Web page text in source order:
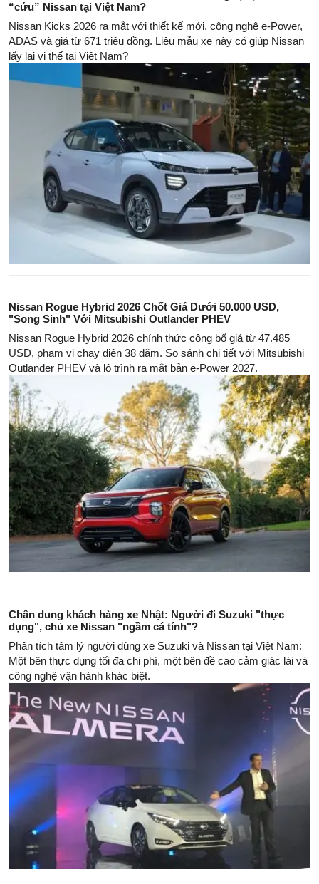
“cứu” Nissan tại Việt Nam?
Nissan Kicks 2026 ra mắt với thiết kế mới, công nghệ e-Power,
ADAS và giá từ 671 triệu đồng. Liệu mẫu xe này có giúp Nissan
lấy lại vị thế tại Việt Nam?
Nissan Rogue Hybrid 2026 Chốt Giá Dưới 50.000 USD,
"Song Sinh" Với Mitsubishi Outlander PHEV
Nissan Rogue Hybrid 2026 chính thức công bố giá từ 47.485
USD, phạm vi chạy điện 38 dặm. So sánh chi tiết với Mitsubishi
Outlander PHEV và lộ trình ra mắt bản e-Power 2027.
Chân dung khách hàng xe Nhật: Người đi Suzuki "thực
dụng", chủ xe Nissan "ngầm cá tính"?
Phân tích tâm lý người dùng xe Suzuki và Nissan tại Việt Nam:
Một bên thực dụng tối đa chi phí, một bên đề cao cảm giác lái và
công nghệ vận hành khác biệt.